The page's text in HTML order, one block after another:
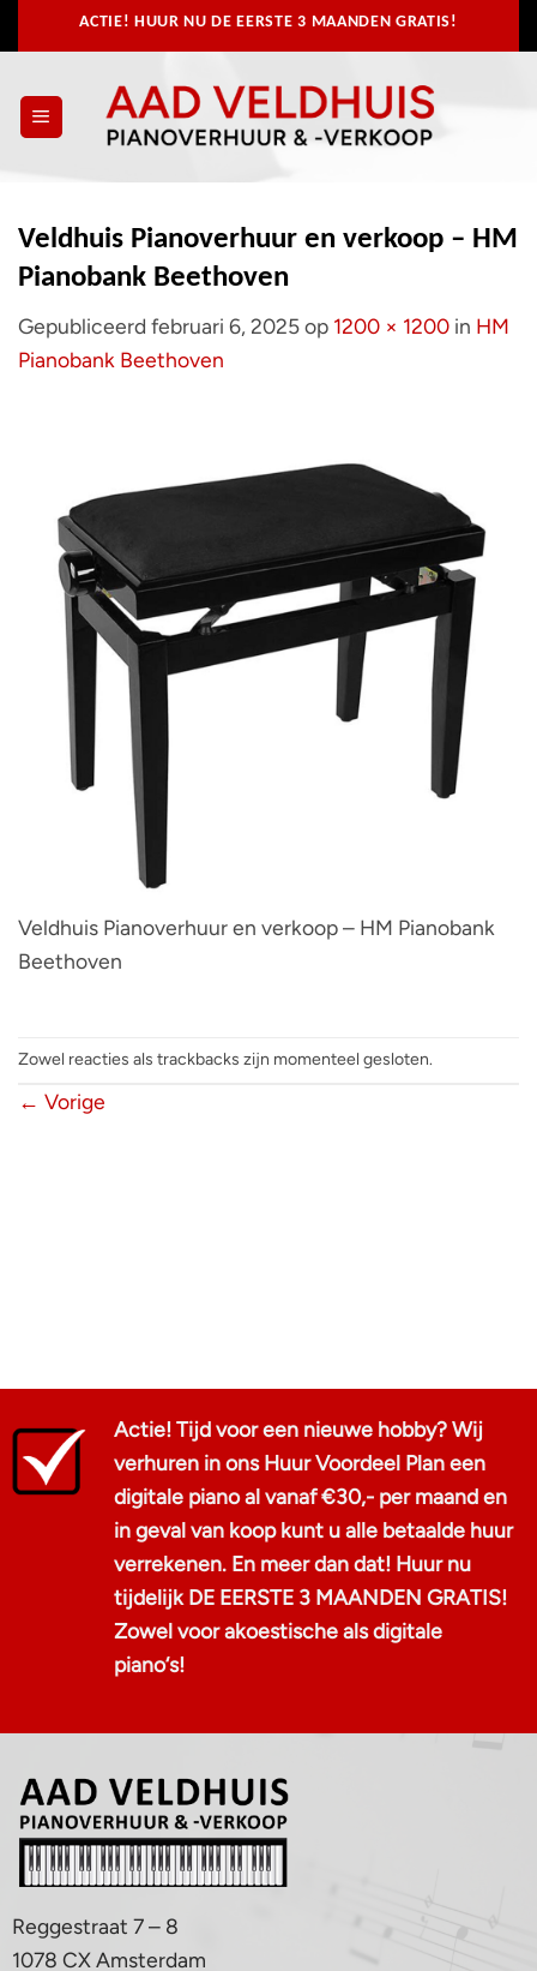
naar
ACTIE! HUUR NU DE EERSTE 3 MAANDEN GRATIS!
Veldhuis Pianoverhuur en verkoop – HM
Pianobank Beethoven
Gepubliceerd februari 6, 2025op 1200 × 1200 in HM
Pianobank Beethoven
Veldhuis Pianoverhuur en verkoop – HM Pianobank
Beethoven
Zowel reacties als trackbacks zijn momenteel gesloten.
← Vorige
Actie! Tijd voor een nieuwe hobby? Wij
verhuren in ons Huur Voordeel Plan een
digitale piano al vanaf €30,- per maand en
in geval van koop kunt u alle betaalde huur
verrekenen. En meer dan dat! Huur nu
tijdelijk DE EERSTE 3 MAANDEN GRATIS!
Zowel voor akoestische als digitale
piano‘s!
Reggestraat 7 – 8
1078 CX Amsterdam